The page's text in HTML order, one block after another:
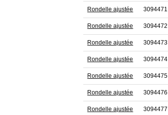
Rondelle ajustée 3094471
Rondelle ajustée 3094472
Rondelle ajustée 3094473
Rondelle ajustée 3094474
Rondelle ajustée 3094475
Rondelle ajustée 3094476
Rondelle ajustée 3094477